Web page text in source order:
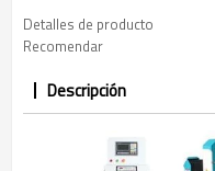
Detalles de producto
Recomendar
Descripción